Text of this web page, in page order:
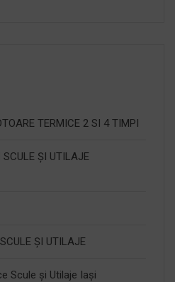
TERMICE 2 SI 4 TIMPI
ȘI UTILAJE
ȘI UTILAJE
Scule și Utilaje Iași